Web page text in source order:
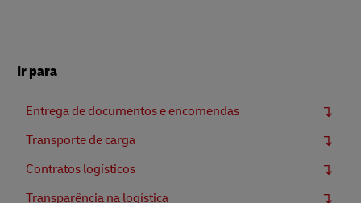
Ir para
Entrega de documentos e encomendas
Transporte de carga
Contratos logísticos
Transparência na logística